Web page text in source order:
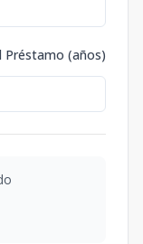
Préstamo (años)